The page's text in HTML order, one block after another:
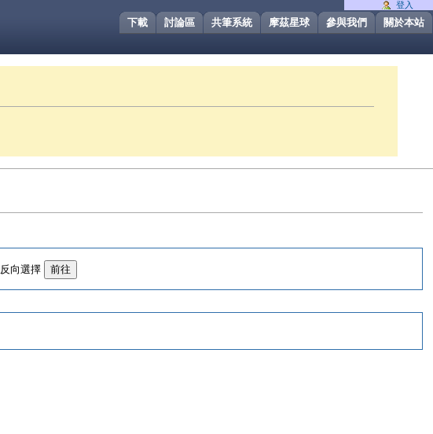
關於本站
參與我們
摩茲星球
共筆系統
討論區
下載
反向選擇
登入